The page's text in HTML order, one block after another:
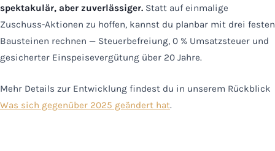
spektakulär, aber zuverlässiger. Statt auf einmalige
Zuschuss-Aktionen zu hoffen, kannst du planbar mit drei festen
Bausteinen rechnen — Steuerbefreiung, 0 % Umsatzsteuer und
gesicherter Einspeisevergütung über 20 Jahre.
Mehr Details zur Entwicklung findest du in unserem Rückblick
Was sich gegenüber 2025 geändert hat.